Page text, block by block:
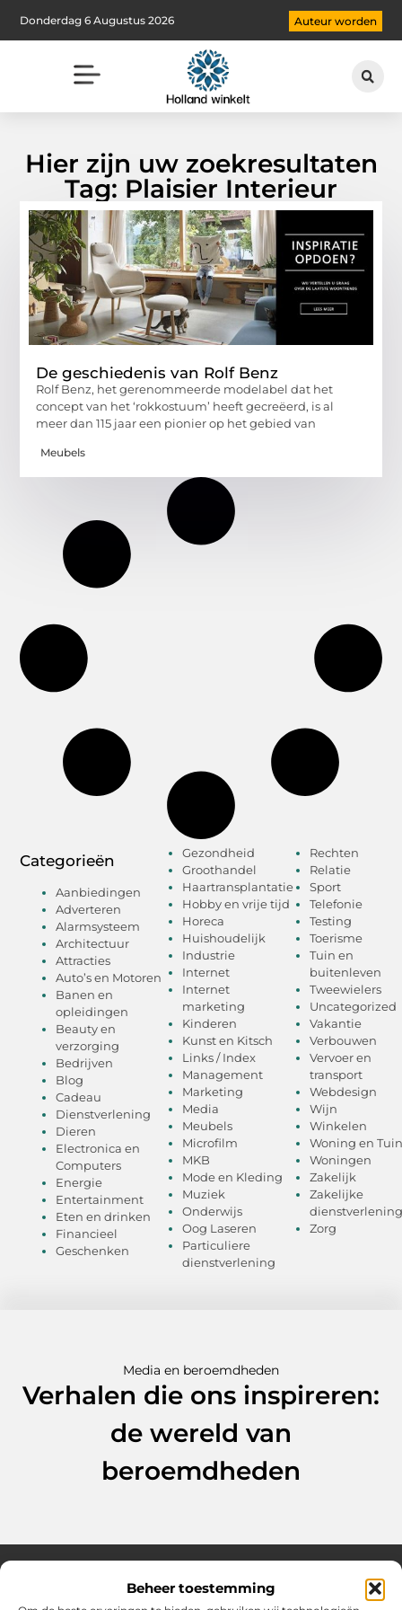
Beheer toestemming
Donderdag 6 Augustus 2026 Auteur worden
Hier zijn uw zoekresultaten
Tag: Plaisier Interieur
De geschiedenis van Rolf Benz
Rolf Benz, het gerenommeerde modelabel dat het
concept van het ‘rokkostuum’ heeft gecreëerd, is al
meer dan 115 jaar een pionier op het gebied van
Meubels
Categorieën
Aanbiedingen
Adverteren
Alarmsysteem
Architectuur
Attracties
Auto’s en Motoren
Banen en
opleidingen
Beauty en
verzorging
Bedrijven
Blog
Cadeau
Dienstverlening
Dieren
Electronica en
Computers
Energie
Entertainment
Eten en drinken
Financieel
Geschenken
Gezondheid
Groothandel
Haartransplantatie
Hobby en vrije tijd
Horeca
Huishoudelijk
Industrie
Internet
Internet
marketing
Kinderen
Kunst en Kitsch
Links / Index
Management
Marketing
Media
Meubels
Microfilm
MKB
Mode en Kleding
Muziek
Onderwijs
Oog Laseren
Particuliere
dienstverlening
Rechten
Relatie
Sport
Telefonie
Testing
Toerisme
Tuin en
buitenleven
Tweewielers
Uncategorized
Vakantie
Verbouwen
Vervoer en
transport
Webdesign
Wijn
Winkelen
Woning en Tuin
Woningen
Zakelijk
Zakelijke
dienstverlening
Zorg
Media en beroemdheden
Verhalen die ons inspireren:
de wereld van
beroemdheden